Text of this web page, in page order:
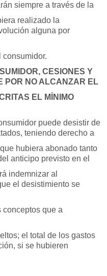
siempre a través de la
realizado la
alguna por
consumidor.
CESIONES Y
POR NO ALCANZAR EL
EL MÍNIMO
puede desistir de
teniendo derecho a
hubiera abonado tanto
anticipo previsto en el
indemnizar al
el desistimiento se
conceptos que a
el total de los gastos
si se hubieren